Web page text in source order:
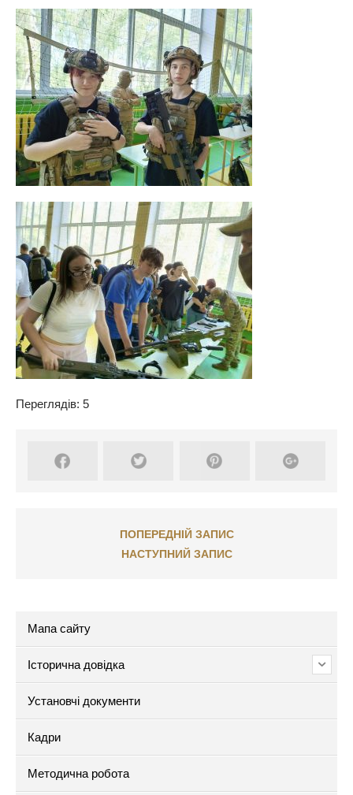
Переглядів: 5
ПОПЕРЕДНІЙ ЗАПИС
НАСТУПНИЙ ЗАПИС
Мапа сайту
Історична довідка
Установчі документи
Кадри
Методична робота